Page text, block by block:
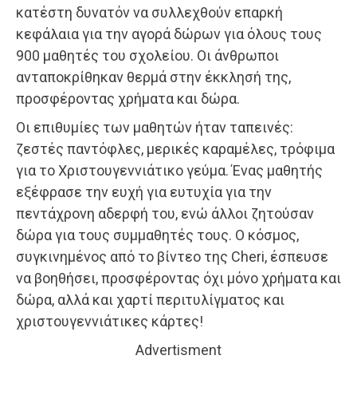
κατέστη δυνατόν να συλλεχθούν επαρκή
κεφάλαια για την αγορά δώρων για όλους τους
900 μαθητές του σχολείου. Οι άνθρωποι
ανταποκρίθηκαν θερμά στην έκκλησή της,
προσφέροντας χρήματα και δώρα.
Οι επιθυμίες των μαθητών ήταν ταπεινές:
ζεστές παντόφλες, μερικές καραμέλες, τρόφιμα
για το Χριστουγεννιάτικο γεύμα. Ένας μαθητής
εξέφρασε την ευχή για ευτυχία για την
πεντάχρονη αδερφή του, ενώ άλλοι ζητούσαν
δώρα για τους συμμαθητές τους. Ο κόσμος,
συγκινημένος από το βίντεο της Cheri, έσπευσε
να βοηθήσει, προσφέροντας όχι μόνο χρήματα και
δώρα, αλλά και χαρτί περιτυλίγματος και
χριστουγεννιάτικες κάρτες!
Advertisment